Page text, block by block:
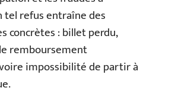
tel refus entraîne des
concrètes : billet perdu,
remboursement
impossibilité de partir à